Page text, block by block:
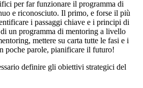
per far funzionare il programma di
e riconosciuto. Il primo, e forse il più
i passaggi chiave e i principi di
un programma di mentoring a livello
mettere su carta tutte le fasi e i
poche parole, pianificare il futuro!
definire gli obiettivi strategici del